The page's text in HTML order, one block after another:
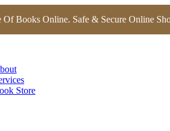
Of Books Online. Safe & Secure Online
Store